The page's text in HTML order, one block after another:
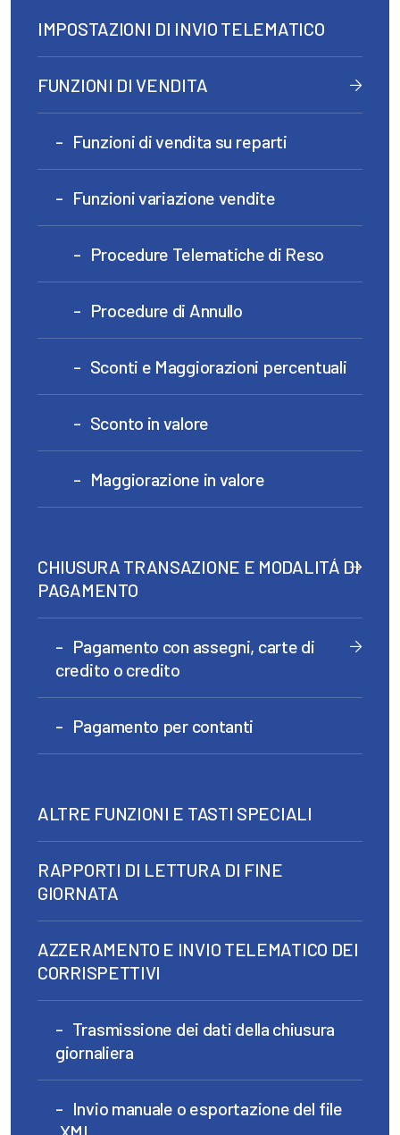
IMPOSTAZIONI DI INVIO TELEMATICO
FUNZIONI DI VENDITA
Funzioni di vendita su reparti
Funzioni variazione vendite
Procedure Telematiche di Reso
Procedure di Annullo
Sconti e Maggiorazioni percentuali
Sconto in valore
Maggiorazione in valore
CHIUSURA TRANSAZIONE E MODALITÁ DI
PAGAMENTO
Pagamento con assegni, carte di
credito o credito
Pagamento per contanti
ALTRE FUNZIONI E TASTI SPECIALI
RAPPORTI DI LETTURA DI FINE
GIORNATA
AZZERAMENTO E INVIO TELEMATICO DEI
CORRISPETTIVI
Trasmissione dei dati della chiusura
giornaliera
Invio manuale o esportazione del file